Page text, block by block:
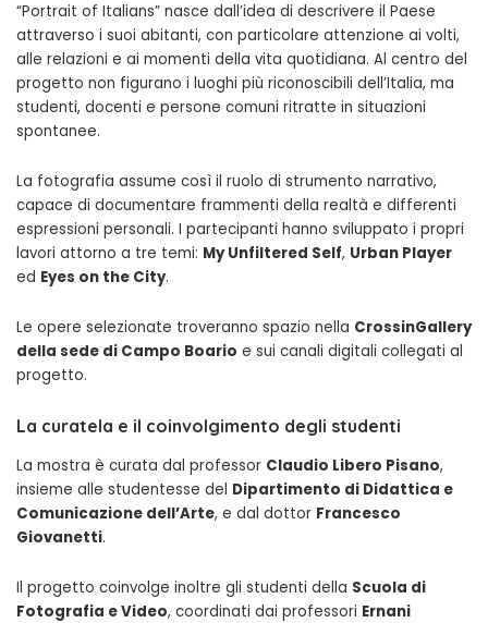
“Portrait of Italians” nasce dall’idea di descrivere il Paese
attraverso i suoi abitanti, con particolare attenzione ai volti,
alle relazioni e ai momenti della vita quotidiana. Al centro del
progetto non figurano i luoghi più riconoscibili dell’Italia, ma
studenti, docenti e persone comuni ritratte in situazioni
spontanee.
La fotografia assume così il ruolo di strumento narrativo,
capace di documentare frammenti della realtà e differenti
espressioni personali. I partecipanti hanno sviluppato i propri
lavori attorno a tre temi: My Unfiltered Self, Urban Player
ed Eyes on the City.
Le opere selezionate troveranno spazio nella CrossinGallery
della sede di Campo Boario e sui canali digitali collegati al
progetto.
La curatela e il coinvolgimento degli studenti
La mostra è curata dal professor Claudio Libero Pisano,
insieme alle studentesse del Dipartimento di Didattica e
Comunicazione dell’Arte, e dal dottor Francesco
Giovanetti.
Il progetto coinvolge inoltre gli studenti della Scuola di
Fotografia e Video, coordinati dai professori Ernani